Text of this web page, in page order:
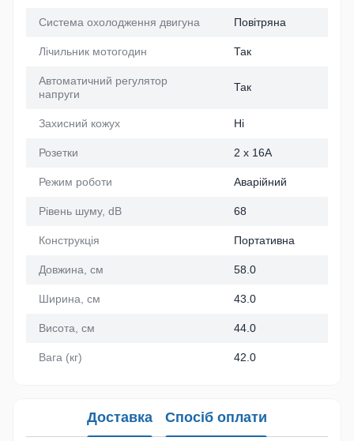
Система охолодження двигуна Повітряна
Лічильник мотогодин Так
Автоматичний регулятор
напруги
Так
Захисний кожух Ні
Розетки 2 х 16A
Режим роботи Аварійний
Рівень шуму, dB 68
Конструкція Портативна
Довжина, см 58.0
Ширина, см 43.0
Висота, см 44.0
Вага (кг) 42.0
Доставка Спосіб оплати